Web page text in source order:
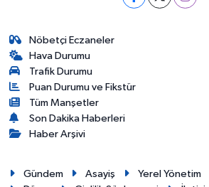
Nöbetçi Eczaneler
Hava Durumu
Trafik Durumu
Puan Durumu ve Fikstür
Tüm Manşetler
Son Dakika Haberleri
Haber Arşivi
Gündem Asayiş Yerel Yönetim